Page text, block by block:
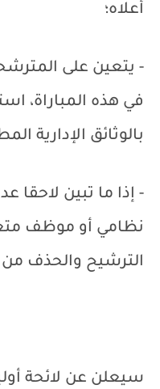
أعلاه؛
- يتعين على
في هذه المباراة،
بالوثائق الإدارية
- إذا ما تبين
نظامي أو موظف
الترشيح والحذف من
سيعلن عن لائحة